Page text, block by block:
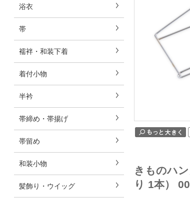
浴衣
帯
襦袢・和装下着
着付小物
半衿
帯締め・帯揚げ
帯留め
和装小物
髪飾り・ウイッグ
きものハ
り 1本）